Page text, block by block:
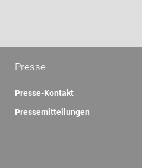
Presse
Presse-Kontakt
Pressemitteilungen